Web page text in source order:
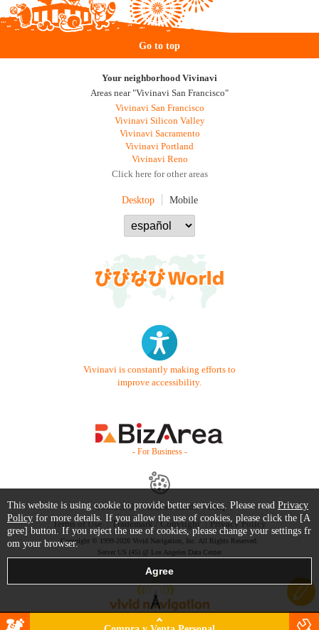
Go to top
Your neighborhood Vivinavi
Areas near "Vivinavi San Francisco"
Vivinavi San Francisco
Vivinavi Silicon Valley
Vivinavi Sacramento
Vivinavi Portland
Vivinavi Reno
Click here for other areas
Desktop Mobile
Vivinavi is constantly making efforts to
improve accessibility.
- For Business -
Contact Us Starter Guide
FAQ
Terms of Use
Trademark / Copyright Privacy Policy
Copyright © 1999-2026 Vivid Navigation, Inc. All Rights Reserved.
Server US (45) @ Los Angeles Data Center
This website is using cookie to provide better services. Please read Privacy
Policy for more details. If you allow the use of cookies, please click the [A
gree] button. If you reject the use of cookies, please change your settings fr
om your browser.